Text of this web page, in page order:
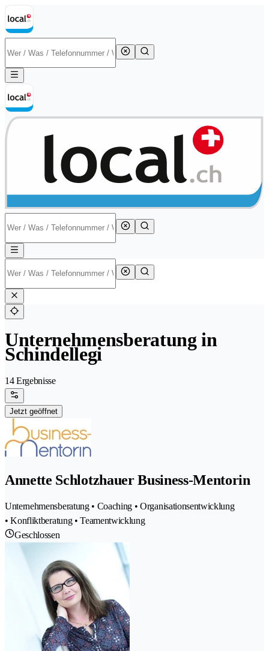
Unternehmensberatung in
Schindellegi
14 Ergebnisse
Jetzt geöffnet
Annette Schlotzhauer Business-Mentorin
Unternehmensberatung • Coaching • Organisationsentwicklung
• Konfliktberatung • Teamentwicklung
Geschlossen